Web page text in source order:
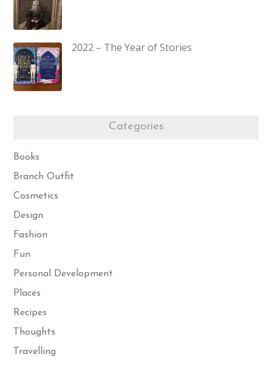
2022 – The Year of Stories
Categories
Books
Branch Outfit
Cosmetics
Design
Fashion
Fun
Personal Development
Places
Recipes
Thoughts
Travelling